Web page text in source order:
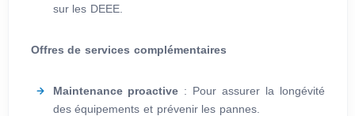
sur les DEEE.
Offres de services complémentaires
Maintenance proactive : Pour assurer la longévité
des équipements et prévenir les pannes.